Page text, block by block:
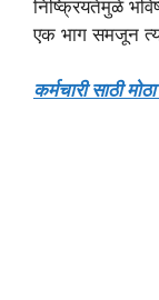
निष्क्रियतेमुळे
एक भाग समजून
कर्मचारी साठी